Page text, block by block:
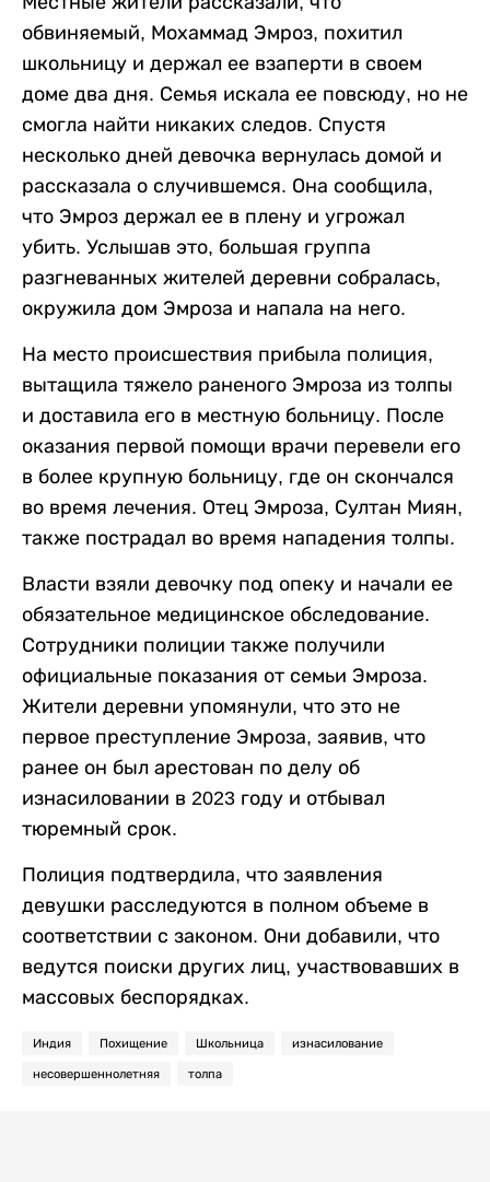
обвиняемый, Мохаммад Эмроз, похитил
школьницу и держал ее взаперти в своем
доме два дня. Семья искала ее повсюду, но не
смогла найти никаких следов. Спустя
несколько дней девочка вернулась домой и
рассказала о случившемся. Она сообщила,
что Эмроз держал ее в плену и угрожал
убить. Услышав это, большая группа
разгневанных жителей деревни собралась,
окружила дом Эмроза и напала на него.
На место происшествия прибыла полиция,
вытащила тяжело раненого Эмроза из толпы
и доставила его в местную больницу. После
оказания первой помощи врачи перевели его
в более крупную больницу, где он скончался
во время лечения. Отец Эмроза, Султан Миян,
также пострадал во время нападения толпы.
Власти взяли девочку под опеку и начали ее
обязательное медицинское обследование.
Сотрудники полиции также получили
официальные показания от семьи Эмроза.
Жители деревни упомянули, что это не
первое преступление Эмроза, заявив, что
ранее он был арестован по делу об
изнасиловании в 2023 году и отбывал
тюремный срок.
Полиция подтвердила, что заявления
девушки расследуются в полном объеме в
соответствии с законом. Они добавили, что
ведутся поиски других лиц, участвовавших в
массовых беспорядках.
Индия Похищение Школьница изнасилование
несовершеннолетняя толпа